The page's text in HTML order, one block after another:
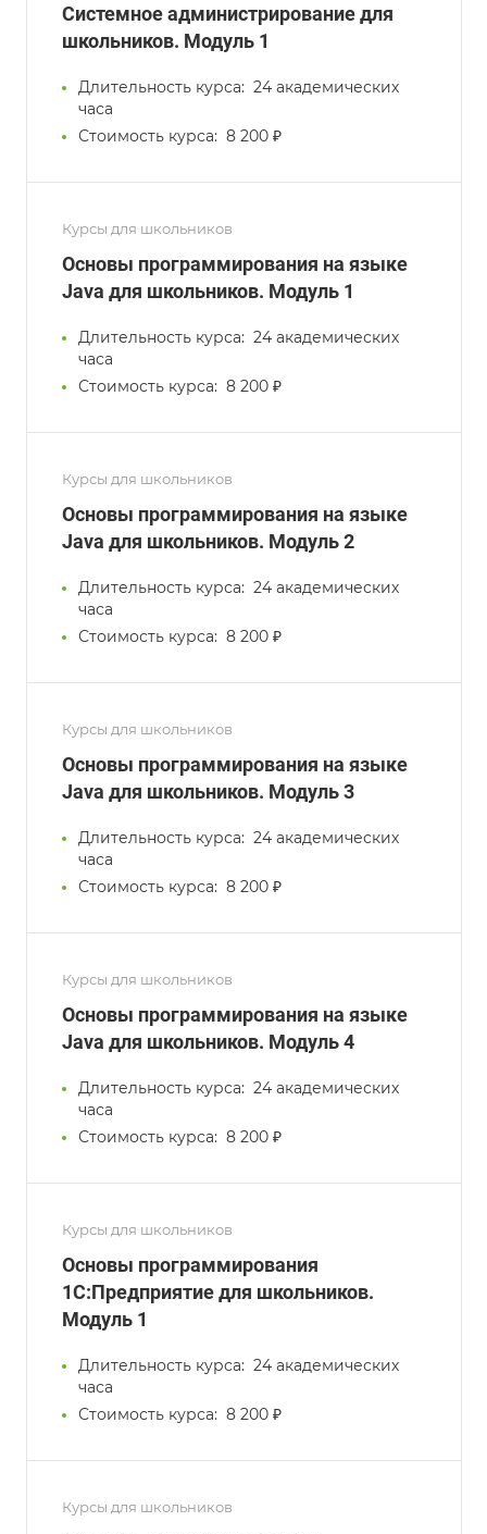
Системное администрирование для
школьников. Модуль 1
Длительность курса: 24 академических
часа
Стоимость курса: 8 200 ₽
Курсы для школьников
Основы программирования на языке
Java для школьников. Модуль 1
Длительность курса: 24 академических
часа
Стоимость курса: 8 200 ₽
Курсы для школьников
Основы программирования на языке
Java для школьников. Модуль 2
Длительность курса: 24 академических
часа
Стоимость курса: 8 200 ₽
Курсы для школьников
Основы программирования на языке
Java для школьников. Модуль 3
Длительность курса: 24 академических
часа
Стоимость курса: 8 200 ₽
Курсы для школьников
Основы программирования на языке
Java для школьников. Модуль 4
Длительность курса: 24 академических
часа
Стоимость курса: 8 200 ₽
Курсы для школьников
Основы программирования
1С:Предприятие для школьников.
Модуль 1
Длительность курса: 24 академических
часа
Стоимость курса: 8 200 ₽
Курсы для школьников